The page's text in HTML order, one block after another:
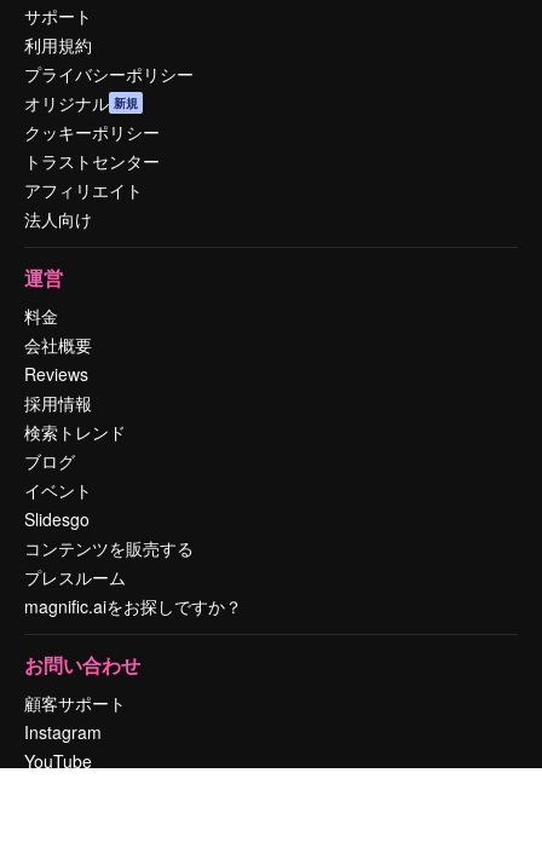
サポート
利用規約
プライバシーポリシー
オリジナル 新規
クッキーポリシー
トラストセンター
アフィリエイト
法人向け
運営
料金
会社概要
Reviews
採用情報
検索トレンド
ブログ
イベント
Slidesgo
コンテンツを販売する
プレスルーム
magnific.aiをお探しですか？
お問い合わせ
顧客サポート
Instagram
YouTube